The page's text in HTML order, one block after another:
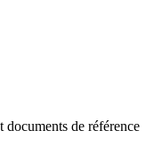
documents de référence